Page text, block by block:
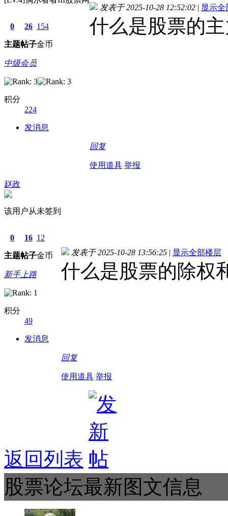
0
主题
26
帖子
154
金币
中级会员
积分
224
发消息
发表于 2025-10-28 12:52:02 | 显示全
什么是股票的
回复
使用道具 举报
赵政
该用户从未签到
0
主题
16
帖子
12
金币
新手上路
积分
49
发消息
发表于 2025-10-28 13:56:25 | 显示全部楼层
什么是股票的除权
回复
使用道具 举报
返回列表
股票论坛最新图文信息